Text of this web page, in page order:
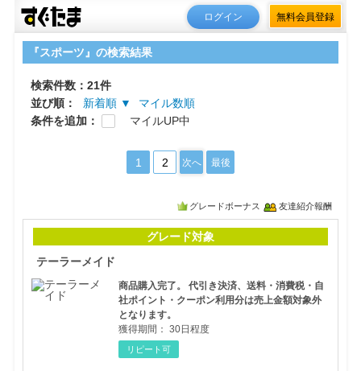
ログイン 無料会員登録
『スポーツ』の検索結果
検索件数：21件
並び順：
新着順 ▼
マイル数順
条件を追加：
マイルUP中
1 2 次へ 最後
グレードボーナス 友達紹介報酬
グレード対象
テーラーメイド
商品購入完了。 代引き決済、送料・消費税・自
社ポイント・クーポン利用分は売上金額対象外
となります。
獲得期間： 30日程度
リピート可